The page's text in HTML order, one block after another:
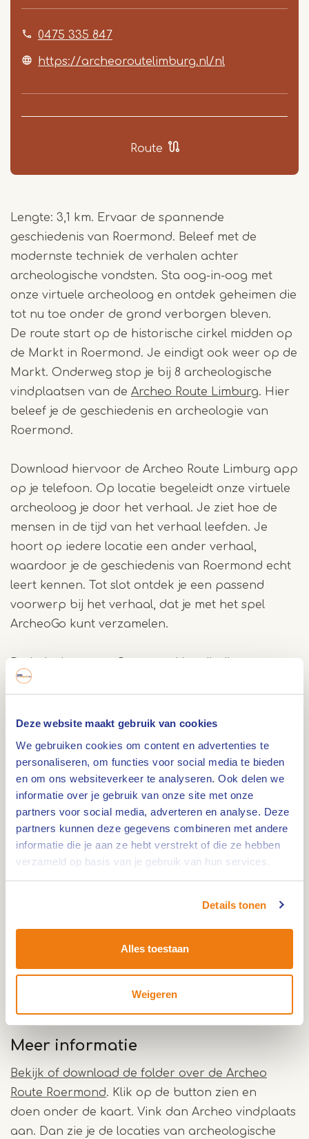
Deze website maakt gebruik van cookies
We gebruiken cookies om content en advertenties te
personaliseren, om functies voor social media te bieden
en om ons websiteverkeer te analyseren. Ook delen we
informatie over je gebruik van onze site met onze
partners voor social media, adverteren en analyse. Deze
partners kunnen deze gegevens combineren met andere
informatie die je aan ze hebt verstrekt of die ze hebben
verzameld op basis van je gebruik van hun services.
Details tonen
Alles toestaan
Weigeren
0475 335 847
https://archeoroutelimburg.nl/nl
Route
Lengte: 3,1 km. Ervaar de spannende
geschiedenis van Roermond. Beleef met de
modernste techniek de verhalen achter
archeologische vondsten. Sta oog-in-oog met
onze virtuele archeoloog en ontdek geheimen die
tot nu toe onder de grond verborgen bleven.
De route start op de historische cirkel midden op
de Markt in Roermond. Je eindigt ook weer op de
Markt. Onderweg stop je bij 8 archeologische
vindplaatsen van de Archeo Route Limburg. Hier
beleef je de geschiedenis en archeologie van
Roermond.
Download hiervoor de Archeo Route Limburg app
op je telefoon. Op locatie begeleidt onze virtuele
archeoloog je door het verhaal. Je ziet hoe de
mensen in de tijd van het verhaal leefden. Je
hoort op iedere locatie een ander verhaal,
waardoor je de geschiedenis van Roermond echt
leert kennen. Tot slot ontdek je een passend
voorwerp bij het verhaal, dat je met het spel
ArcheoGo kunt verzamelen.
geïntegreerd in de Archeo Route app. Je hebt
route volledig met de app te lopen. Zet wel je GPS
aan, dan zie je precies waar je op de route bent.
Tussen de 7 Archeo Route Limburg locaties wordt
je onderweg geïnformeerd over diverse andere
historische of kenmerkende zaken van Roermond.
Het spel ArcheoGo
Met het spel ArcheoGo verzamel je 2 vormen op
van het spel. Je verdient 1 vorm (artefact) bij de
speerlocatie. De andere artefact verzamel je bij
de 6 tegellocaties, waar je bij iedere locatie een
glasscherf terug ziet. Nadat je alle tegellocaties
dat je ook deze binnen hebt.
Meer informatie
Bekijk of download de folder over de Archeo
Route Roermond. Klik op de button zien en
doen onder de kaart. Vink dan Archeo vindplaats
aan. Dan zie je de locaties van archeologische